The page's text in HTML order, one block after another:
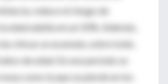
reduce el riesgo de
edad adulta en un 50%. Además,
chicas se acumula, sobre todo,
de edad. En ese período se
como la que se pierde en los